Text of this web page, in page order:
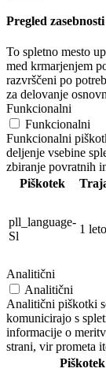
Pregled zasebnosti
To spletno mesto
med krmarjenjem
razvrščeni po
za delovanje
Funkcionalni
Funkcionalni
Funkcionalni
deljenje vsebine
zbiranje povratnih
Piškotek
pll_language-
Sl
1 leto
Analitični
Analitični
Analitični piškotki
komunicirajo s
informacije o
strani, vir prometa
Piškotek